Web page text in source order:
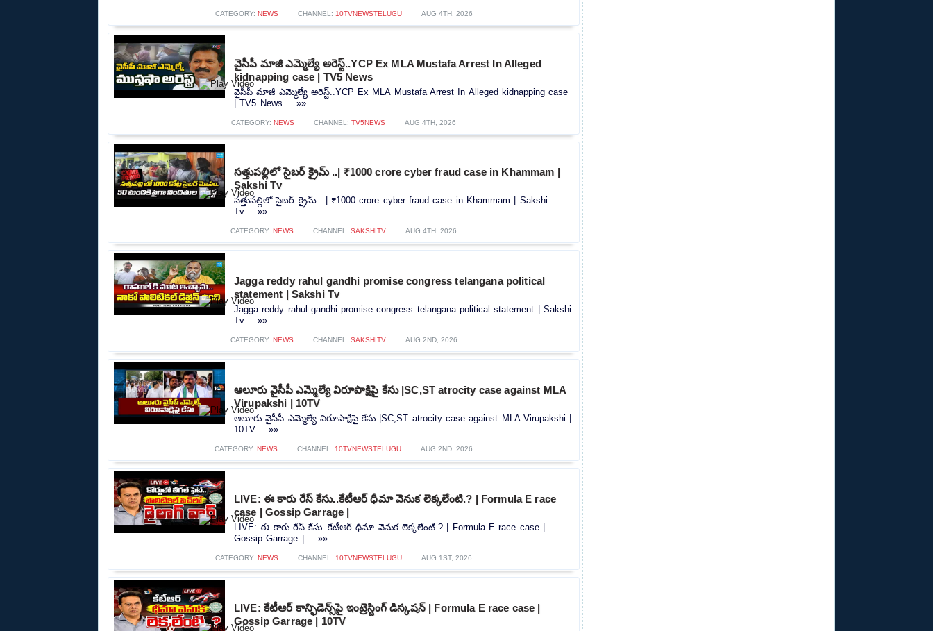
CATEGORY: NEWS CHANNEL: 10TVNEWSTELUGU AUG 4TH, 2026
వైసీపీ మాజీ ఎమ్మెల్యే అరెస్ట్..YCP Ex MLA Mustafa Arrest In Alleged
kidnapping case | TV5 News
వైసీపీ మాజీ ఎమ్మెల్యే అరెస్ట్..YCP Ex MLA Mustafa Arrest In Alleged kidnapping case
| TV5 News.....»»
CATEGORY: NEWS CHANNEL: TV5NEWS AUG 4TH, 2026
సత్తుపల్లిలో సైబర్ క్రైమ్ ..| ₹1000 crore cyber fraud case in Khammam |
Sakshi Tv
సత్తుపల్లిలో సైబర్ క్రైమ్ ..| ₹1000 crore cyber fraud case in Khammam | Sakshi
Tv.....»»
CATEGORY: NEWS CHANNEL: SAKSHITV AUG 4TH, 2026
Jagga reddy rahul gandhi promise congress telangana political
statement | Sakshi Tv
Jagga reddy rahul gandhi promise congress telangana political statement | Sakshi
Tv.....»»
CATEGORY: NEWS CHANNEL: SAKSHITV AUG 2ND, 2026
ఆలూరు వైసీపీ ఎమ్మెల్యే విరూపాక్షిపై కేసు |SC,ST atrocity case against MLA
Virupakshi | 10TV
ఆలూరు వైసీపీ ఎమ్మెల్యే విరూపాక్షిపై కేసు |SC,ST atrocity case against MLA Virupakshi |
10TV.....»»
CATEGORY: NEWS CHANNEL: 10TVNEWSTELUGU AUG 2ND, 2026
LIVE: ఈ కారు రేస్‌ కేసు..కేటీఆర్ ధీమా వెనుక లెక్కలేంటి.? | Formula E race
case | Gossip Garrage |
LIVE: ఈ కారు రేస్‌ కేసు..కేటీఆర్ ధీమా వెనుక లెక్కలేంటి.? | Formula E race case |
Gossip Garrage |.....»»
CATEGORY: NEWS CHANNEL: 10TVNEWSTELUGU AUG 1ST, 2026
LIVE: కేటీఆర్ కాన్ఫిడెన్స్‌పై ఇంట్రెస్టింగ్ డిస్కషన్‌ | Formula E race case |
Gossip Garrage | 10TV